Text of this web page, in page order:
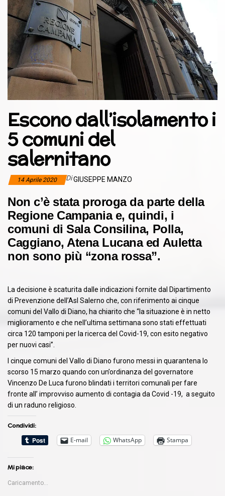
Escono dall’isolamento i
5 comuni del
salernitano
14 Aprile 2020 DiGIUSEPPE MANZO
Non c’è stata proroga da parte della
Regione Campania e, quindi, i
comuni di Sala Consilina, Polla,
Caggiano, Atena Lucana ed Auletta
non sono più “zona rossa”.
La decisione è scaturita dalle indicazioni fornite dal Dipartimento
di Prevenzione dell’Asl Salerno che, con riferimento ai cinque
comuni del Vallo di Diano, ha chiarito che “la situazione è in netto
miglioramento e che nell’ultima settimana sono stati effettuati
circa 120 tamponi per la ricerca del Covid-19, con esito negativo
per nuovi casi”.
I cinque comuni del Vallo di Diano furono messi in quarantena lo
scorso 15 marzo quando con un’ordinanza del governatore
Vincenzo De Luca furono blindati i territori comunali per fare
fronte all’ improvviso aumento di contagia da Covid -19, a seguito
di un raduno religioso.
Condividi:
E-mail
WhatsApp Stampa
Mi piace:
Caricamento...